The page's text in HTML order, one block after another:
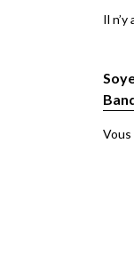
Il n’y